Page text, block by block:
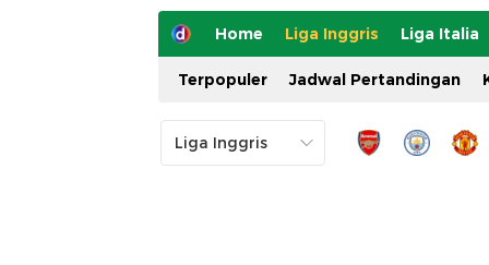
Home Liga Inggris Liga Italia
Terpopuler Jadwal Pertandingan